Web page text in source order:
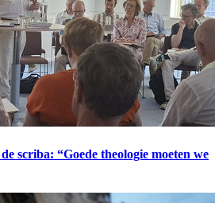
scriba: “Goede theologie moeten we